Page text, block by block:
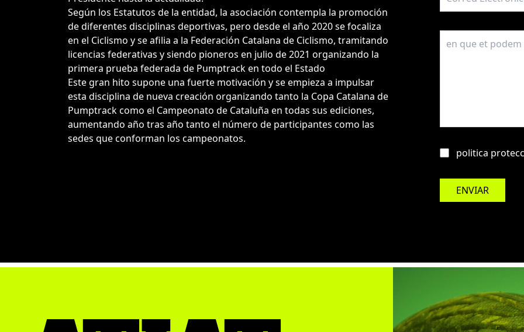
Según los Estatutos de la entidad, la asociación contempla la promoción
de diferentes disciplinas deportivas, pero desde el año 2020 se focaliza
en el Ciclismo y se afilia a la Federación Catalana de Ciclismo, tramitando
licencias federativas y siendo pioneros en julio de 2021 organizando la
primera prueba federada de Pumptrack en todo el Estado
Este gran hito supone una fuerte motivación y se empieza a impulsar
esta disciplina de nueva creación organizando tanto la Copa Catalana de
Pumptrack como el Campeonato de Cataluña en todas sus ediciones,
aumentando año tras año tanto el número de participantes como las
sedes que conforman los campeonatos.
politica
ENVIAR